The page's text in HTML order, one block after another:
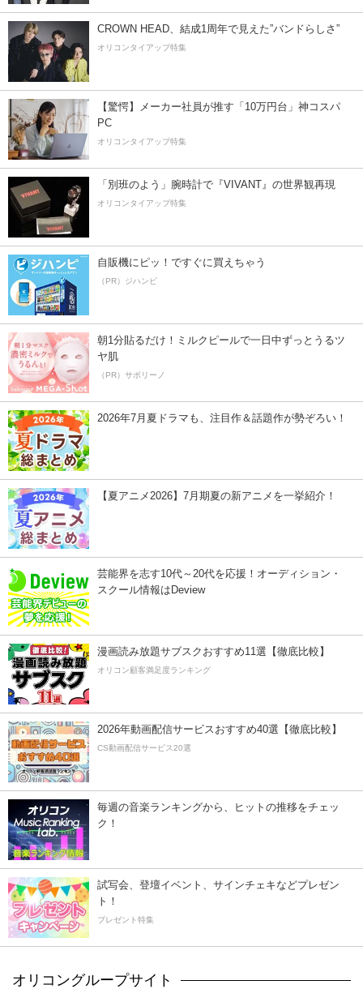
CROWN HEAD、結成1周年で見えた”バンドらしさ”
オリコンタイアップ特集
【驚愕】メーカー社員が推す「10万円台」神コスパ
PC
オリコンタイアップ特集
「別班のよう」腕時計で『VIVANT』の世界観再現
オリコンタイアップ特集
自販機にピッ！ですぐに買えちゃう
（PR）ジハンピ
朝1分貼るだけ！ミルクピールで一日中ずっとうるツ
ヤ肌
（PR）サボリーノ
2026年7月夏ドラマも、注目作＆話題作が勢ぞろい！
【夏アニメ2026】7月期夏の新アニメを一挙紹介！
芸能界を志す10代～20代を応援！オーディション・
スクール情報はDeview
漫画読み放題サブスクおすすめ11選【徹底比較】
オリコン顧客満足度ランキング
2026年動画配信サービスおすすめ40選【徹底比較】
CS動画配信サービス20選
毎週の音楽ランキングから、ヒットの推移をチェッ
ク！
試写会、登壇イベント、サインチェキなどプレゼン
ト！
プレゼント特集
オリコングループサイト